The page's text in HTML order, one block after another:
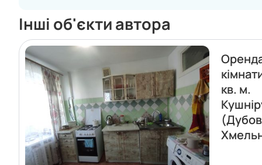
Інші об'єкти автора
кв. м.